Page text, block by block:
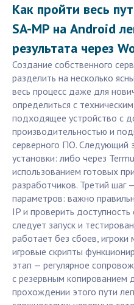
Как пройти весь
SA-MP на Android
результата через
Создание собственного
разделить на несколько
весь процесс даже для
определиться с
подходящее устройство с
производительностью и
серверного ПО. Следующий
установки: либо через
использованием готовых
разработчиков. Третий шаг
параметров: важно
IP и проверить
следует запуск и
работает без сбоев, игроки
игровые скрипты
этап — регулярное
с резервным копированием
прохождении этого пути